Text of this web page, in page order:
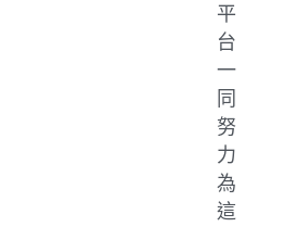
平
台
一
同
努
力
為
這